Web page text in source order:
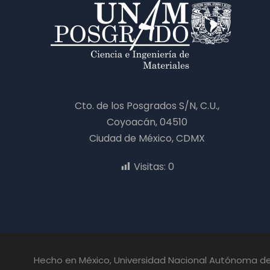
Cto. de los Posgrados S/N, C.U.,
Coyoacán, 04510
Ciudad de México, CDMX
Visitas: 0
Hecho en México, Universidad Nacional Autónoma